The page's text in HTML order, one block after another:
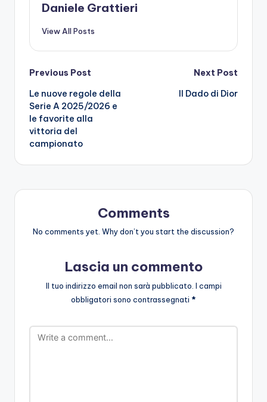
Daniele Grattieri
View All Posts
Post
navigation
Previous Post
Le nuove regole della
Serie A 2025/2026 e
le favorite alla
vittoria del
campionato
Next Post
Il Dado di Dior
Comments
No comments yet. Why don’t you start the discussion?
Lascia un commento
Il tuo indirizzo email non sarà pubblicato. I campi
obbligatori sono contrassegnati *